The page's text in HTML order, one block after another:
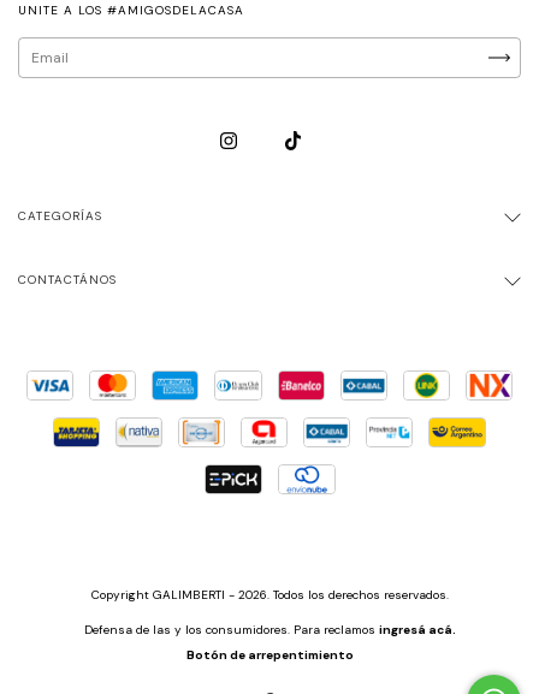
UNITE A LOS #AMIGOSDELACASA
CATEGORÍAS
CONTACTÁNOS
Copyright GALIMBERTI - 2026. Todos los derechos reservados.
Defensa de las y los consumidores. Para reclamos ingresá acá.
Botón de arrepentimiento